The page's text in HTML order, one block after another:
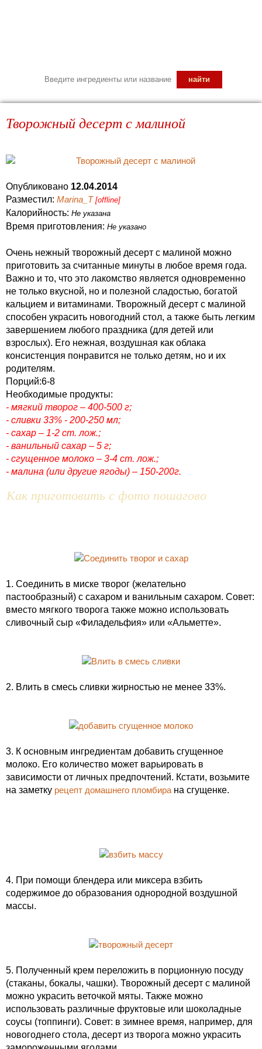
Творожный десерт с малиной
Опубликовано 12.04.2014
Разместил: Marina_T [offline]
Калорийность: Не указана
Время приготовления: Не указано
Очень нежный творожный десерт с малиной можно
приготовить за считанные минуты в любое время года.
Важно и то, что это лакомство является одновременно
не только вкусной, но и полезной сладостью, богатой
кальцием и витаминами. Творожный десерт с малиной
способен украсить новогодний стол, а также быть легким
завершением любого праздника (для детей или
взрослых). Его нежная, воздушная как облака
консистенция понравится не только детям, но и их
родителям.
Порций:6-8
Необходимые продукты:
- мягкий творог – 400-500 г;
- сливки 33% - 200-250 мл;
- сахар – 1-2 ст. лож.;
- ванильный сахар – 5 г;
- сгущенное молоко – 3-4 ст. лож.;
- малина (или другие ягоды) – 150-200г.
Как приготовить с фото пошагово
1. Соединить в миске творог (желательно
пастообразный) с сахаром и ванильным сахаром. Совет:
вместо мягкого творога также можно использовать
сливочный сыр «Филадельфия» или «Альметте».
2. Влить в смесь сливки жирностью не менее 33%.
3. К основным ингредиентам добавить сгущенное
молоко. Его количество может варьировать в
зависимости от личных предпочтений. Кстати, возьмите
на заметку рецепт домашнего пломбира на сгущенке.
4. При помощи блендера или миксера взбить
содержимое до образования однородной воздушной
массы.
5. Полученный крем переложить в порционную посуду
(стаканы, бокалы, чашки). Творожный десерт с малиной
можно украсить веточкой мяты. Также можно
использовать различные фруктовые или шоколадные
соусы (топпинги). Совет: в зимнее время, например, для
новогоднего стола, десерт из творога можно украсить